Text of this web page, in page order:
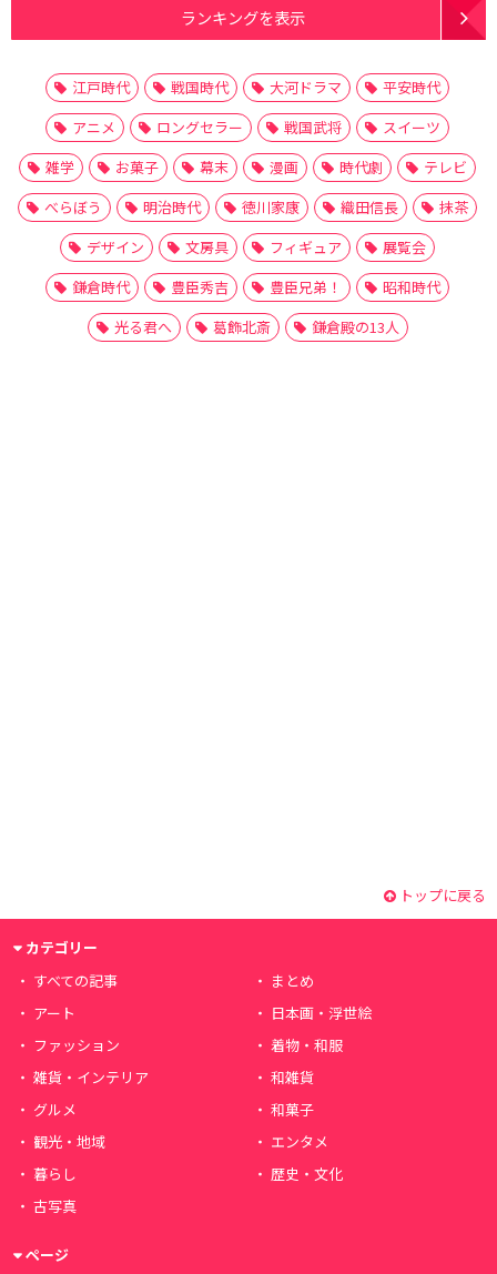
ランキングを表示
江戸時代 戦国時代 大河ドラマ
平安時代
アニメ
ロングセラー 戦国武将
スイーツ
雑学
お菓子 幕末 漫画 時代劇
テレビ
べらぼう
明治時代 徳川家康 織田信長
抹茶
デザイン
文房具 フィギュア
展覧会
鎌倉時代
豊臣秀吉 豊臣兄弟！
昭和時代
光る君へ
葛飾北斎 鎌倉殿の13人
トップに戻る
カテゴリー
すべての記事
まとめ
アート
日本画・浮世絵
ファッション
着物・和服
雑貨・インテリア
和雑貨
グルメ
和菓子
観光・地域
エンタメ
暮らし
歴史・文化
古写真
ページ